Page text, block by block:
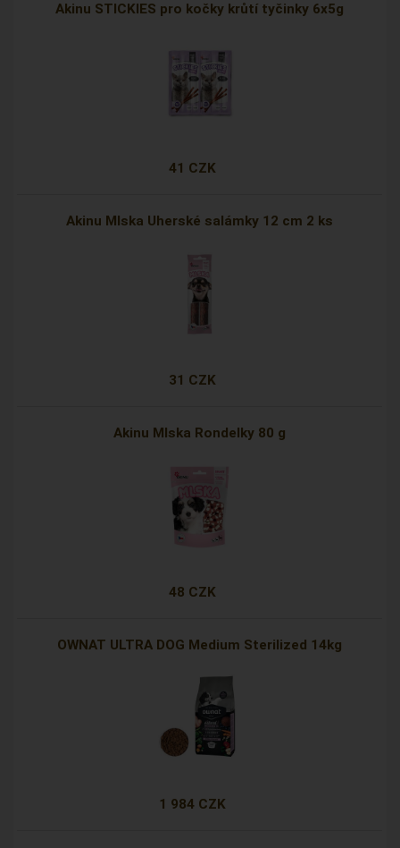
Akinu STICKIES pro kočky krůtí tyčinky 6x5g
41 CZK
Akinu Mlska Uherské salámky 12 cm 2 ks
31 CZK
Akinu Mlska Rondelky 80 g
48 CZK
OWNAT ULTRA DOG Medium Sterilized 14kg
1 984 CZK